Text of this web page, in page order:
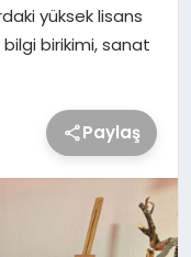
yüksek lisans
birikimi, sanat
Paylaş